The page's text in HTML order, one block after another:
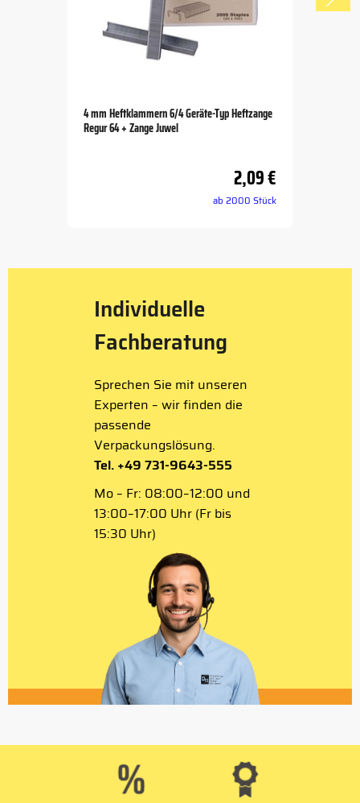
4 mm Heftklammern 6/4 Geräte-Typ Heftzange
Regur 64 + Zange Juwel
2,09 €
ab 2000 Stück
Individuelle
Fachberatung
Sprechen Sie mit unseren
Experten – wir finden die
passende
Verpackungslösung.
Tel. +49 731-9643-555
Mo – Fr: 08:00–12:00 und
13:00–17:00 Uhr (Fr bis
15:30 Uhr)